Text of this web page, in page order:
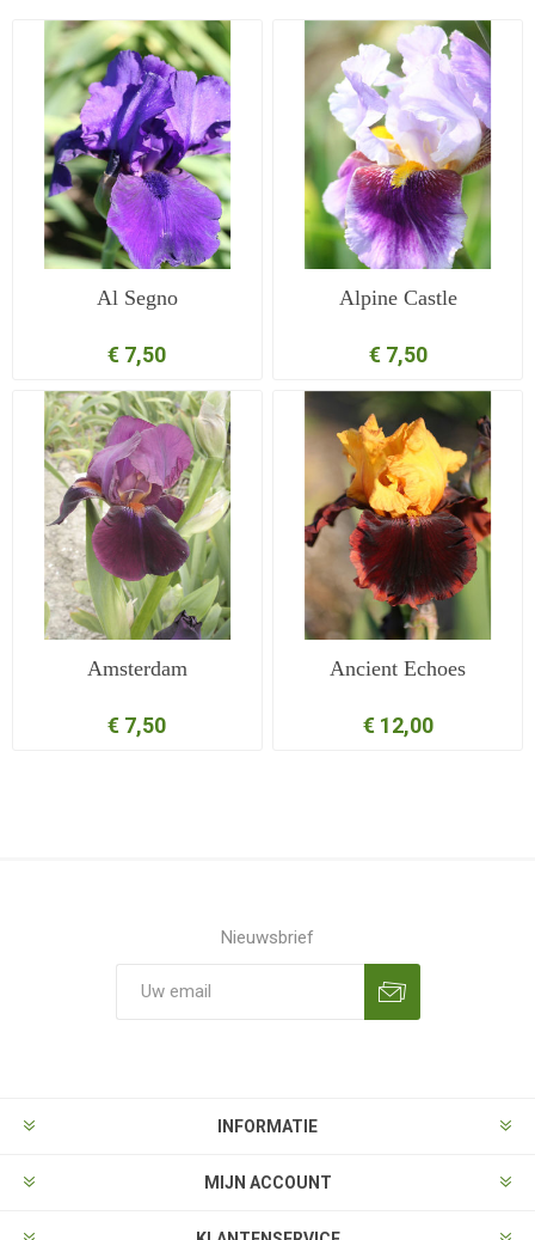
Al Segno
€ 7,50
Alpine Castle
€ 7,50
Amsterdam
€ 7,50
Ancient Echoes
€ 12,00
Nieuwsbrief
INFORMATIE
MIJN ACCOUNT